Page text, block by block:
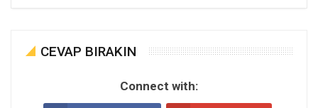
CEVAP BIRAKIN
Connect with: